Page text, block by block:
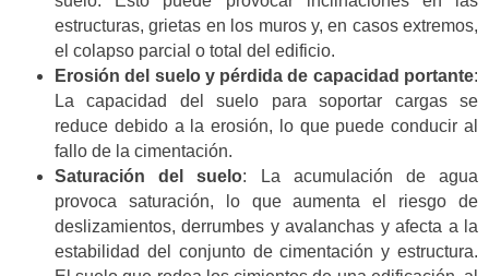
estructuras, grietas en los muros y, en casos extremos,
el colapso parcial o total del edificio.
Erosión del suelo y pérdida de capacidad portante:
La capacidad del suelo para soportar cargas se
reduce debido a la erosión, lo que puede conducir al
fallo de la cimentación.
Saturación del suelo: La acumulación de agua
provoca saturación, lo que aumenta el riesgo de
deslizamientos, derrumbes y avalanchas y afecta a la
estabilidad del conjunto de cimentación y estructura.